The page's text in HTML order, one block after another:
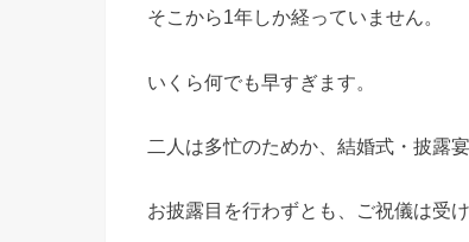
そこから1年しか経っていません。
いくら何でも早すぎます。
二人は多忙のためか、結婚式・披露
お披露目を行わずとも、ご祝儀は受